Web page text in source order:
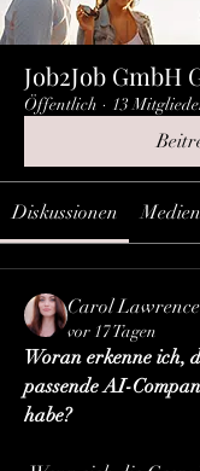
Job2Job GmbH
Öffentlich · 13
Diskussionen Medien
Carol Lawrence
vor 17 Tagen
Woran erkenne ich,
passende AI-
habe?